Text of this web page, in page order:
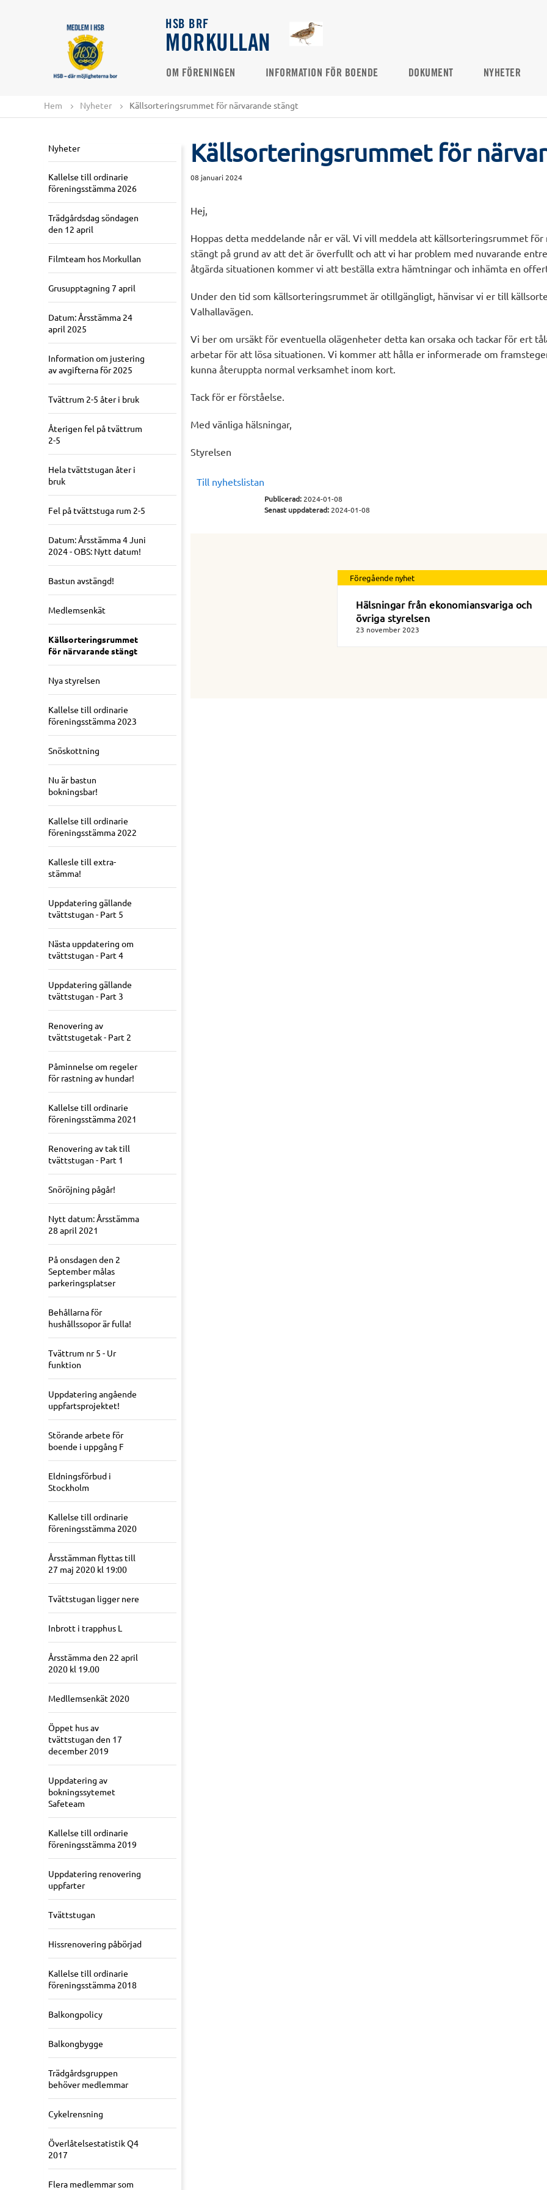
HSB BRF
MORKULLAN
OM FÖRENINGEN INFORMATION FÖR BOENDE DOKUMENT NYHETER
Hem Nyheter Källsorteringsrummet för närvarande stängt
Nyheter
Kallelse till ordinarie
föreningsstämma 2026
Trädgårdsdag söndagen
den 12 april
Filmteam hos Morkullan
Grusupptagning 7 april
Datum: Årsstämma 24
april 2025
Information om justering
av avgifterna för 2025
Tvättrum 2-5 åter i bruk
Återigen fel på tvättrum
2-5
Hela tvättstugan åter i
bruk
Fel på tvättstuga rum 2-5
Datum: Årsstämma 4 Juni
2024 - OBS: Nytt datum!
Bastun avstängd!
Medlemsenkät
Källsorteringsrummet
för närvarande stängt
Nya styrelsen
Kallelse till ordinarie
föreningsstämma 2023
Snöskottning
Nu är bastun
bokningsbar!
Kallelse till ordinarie
föreningsstämma 2022
Kallesle till extra-
stämma!
Uppdatering gällande
tvättstugan - Part 5
Nästa uppdatering om
tvättstugan - Part 4
Uppdatering gällande
tvättstugan - Part 3
Renovering av
tvättstugetak - Part 2
Påminnelse om regeler
för rastning av hundar!
Kallelse till ordinarie
föreningsstämma 2021
Renovering av tak till
tvättstugan - Part 1
Snöröjning pågår!
Nytt datum: Årsstämma
28 april 2021
På onsdagen den 2
September målas
parkeringsplatser
Behållarna för
hushållssopor är fulla!
Tvättrum nr 5 - Ur
funktion
Uppdatering angående
uppfartsprojektet!
Störande arbete för
boende i uppgång F
Eldningsförbud i
Stockholm
Kallelse till ordinarie
föreningsstämma 2020
Årsstämman flyttas till
27 maj 2020 kl 19:00
Tvättstugan ligger nere
Inbrott i trapphus L
Årsstämma den 22 april
2020 kl 19.00
Medllemsenkät 2020
Öppet hus av
tvättstugan den 17
december 2019
Uppdatering av
bokningssytemet
Safeteam
Kallelse till ordinarie
föreningsstämma 2019
Uppdatering renovering
uppfarter
Tvättstugan
Hissrenovering påbörjad
Kallelse till ordinarie
föreningsstämma 2018
Balkongpolicy
Balkongbygge
Trädgårdsgruppen
behöver medlemmar
Cykelrensning
Överlåtelsestatistik Q4
2017
Flera medlemmar som
Källsorteringsrummet för
08 januari 2024
Hej,
Hoppas detta meddelande når er väl. Vi vill meddela att källsorteringsrummet för
stängt på grund av att det är överfullt och att vi har problem med nuvarande
åtgärda situationen kommer vi att beställa extra hämtningar och inhämta en
Under den tid som källsorteringsrummet är otillgängligt, hänvisar vi er till
Valhallavägen.
Vi ber om ursäkt för eventuella olägenheter detta kan orsaka och tackar för ert
arbetar för att lösa situationen. Vi kommer att hålla er informerade om
kunna återuppta normal verksamhet inom kort.
Tack för er förståelse.
Med vänliga hälsningar,
Styrelsen
Till nyhetslistan
Publicerad:2024-01-08
Senast uppdaterad:2024-01-08
Föregående nyhet
Hälsningar från ekonomiansvariga och
övriga styrelsen
23 november 2023